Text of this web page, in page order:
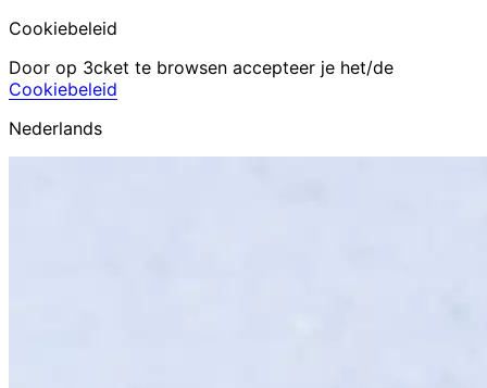
Cookiebeleid
Door op 3cket te browsen accepteer je het/de
Cookiebeleid
Nederlands